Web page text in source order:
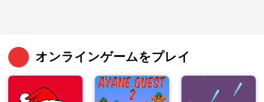
オンラインゲームをプレイ